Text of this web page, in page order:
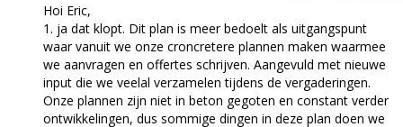
Hoi Eric,
1. ja dat klopt. Dit plan is meer bedoelt als uitgangspunt
waar vanuit we onze croncretere plannen maken waarmee
we aanvragen en offertes schrijven. Aangevuld met nieuwe
input die we veelal verzamelen tijdens de vergaderingen.
Onze plannen zijn niet in beton gegoten en constant verder
ontwikkelingen, dus sommige dingen in deze plan doen we